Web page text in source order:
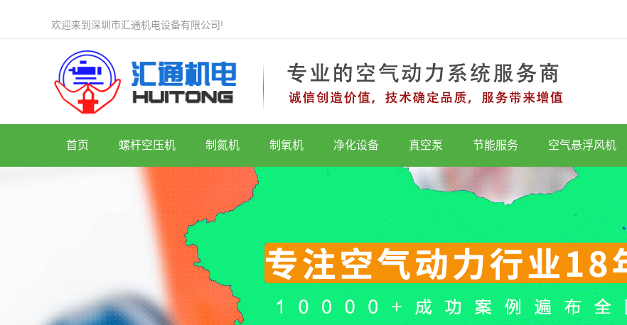
欢迎来到深圳市汇通机电设备有限公司!
首页 螺杆空压机 制氮机 制氧机 净化设备 真空泵 节能服务 空气悬浮风机